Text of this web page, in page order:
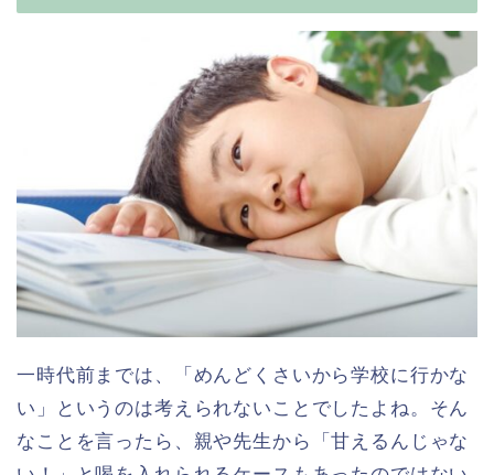
一時代前までは、「めんどくさいから学校に行かな
い」というのは考えられないことでしたよね。そん
なことを言ったら、親や先生から「甘えるんじゃな